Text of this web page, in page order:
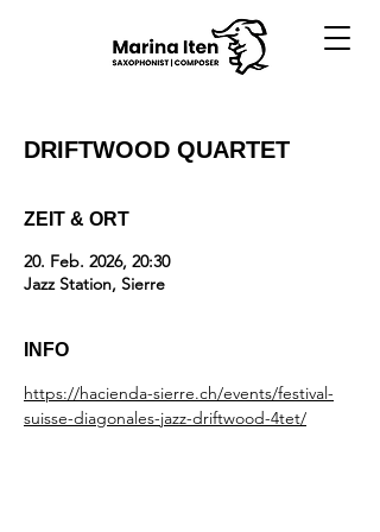
DRIFTWOOD QUARTET
ZEIT & ORT
20. Feb. 2026, 20:30
Jazz Station, Sierre
INFO
https://hacienda-sierre.ch/events/festival-
suisse-diagonales-jazz-driftwood-4tet/